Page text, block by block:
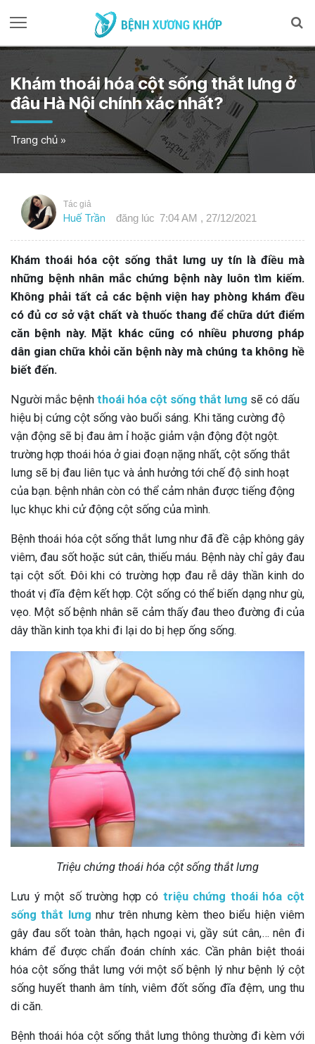
Khám thoái hóa cột sống thắt lưng ở
đâu Hà Nội chính xác nhất?
Trang chủ »
Tác giả
Huế Trần đăng lúc 7:04 AM , 27/12/2021
Khám thoái hóa cột sống thắt lưng uy tín là điều mà
những bệnh nhân mắc chứng bệnh này luôn tìm kiếm.
Không phải tất cả các bệnh viện hay phòng khám đều
có đủ cơ sở vật chất và thuốc thang để chữa dứt điểm
căn bệnh này. Mặt khác cũng có nhiều phương pháp
dân gian chữa khỏi căn bệnh này mà chúng ta không hề
biết đến.
Người mắc bệnh thoái hóa cột sống thắt lưng sẽ có dấu
hiệu bị cứng cột sống vào buổi sáng. Khi tăng cường độ
vận động sẽ bị đau âm ỉ hoặc giảm vận động đột ngột.
trường hợp thoái hóa ở giai đoạn nặng nhất, cột sống thắt
lưng sẽ bị đau liên tục và ảnh hưởng tới chế độ sinh hoạt
của bạn. bệnh nhân còn có thể cảm nhân được tiếng động
lục khục khi cử động cột sống của mình.
Bệnh thoái hóa cột sống thắt lưng như đã đề cập không gây
viêm, đau sốt hoặc sút cân, thiếu máu. Bệnh này chỉ gây đau
tại cột sốt. Đôi khi có trường hợp đau rễ dây thần kinh do
thoát vị đĩa đệm kết hợp. Cột sống có thể biến dạng như gù,
vẹo. Một số bệnh nhân sẽ cảm thấy đau theo đường đi của
dây thần kinh tọa khi đi lại do bị hẹp ống sống.
Triệu chứng thoái hóa cột sống thắt lưng
Lưu ý một số trường hợp có triệu chứng thoái hóa cột
sống thắt lưng như trên nhưng kèm theo biểu hiện viêm
gây đau sốt toàn thân, hạch ngoại vi, gầy sút cân,… nên đi
khám để được chẩn đoán chính xác. Cần phân biệt thoái
hóa cột sống thắt lưng với một số bệnh lý như bệnh lý cột
sống huyết thanh âm tính, viêm đốt sống đĩa đệm, ung thu
di căn.
Bệnh thoái hóa cột sống thắt lưng thông thường đi kèm với